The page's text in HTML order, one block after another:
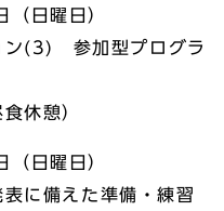
日曜日）
(3) 参加型プログラ
休憩）
日曜日）
備えた準備・練習